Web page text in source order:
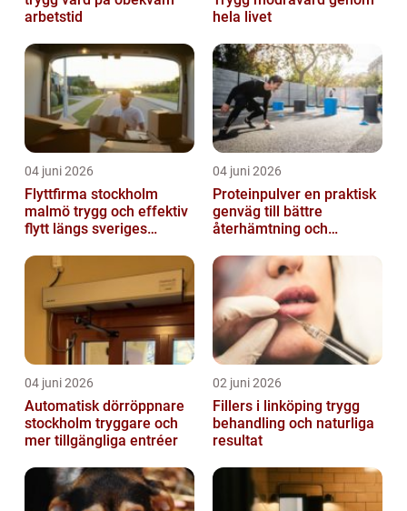
arbetstid
hela livet
04 juni 2026
Flyttfirma stockholm
malmö trygg och effektiv
flytt längs sveriges
04 juni 2026
Proteinpulver en praktisk
genväg till bättre
återhämtning och
04 juni 2026
Automatisk dörröppnare
stockholm tryggare och
mer tillgängliga entréer
02 juni 2026
Fillers i linköping trygg
behandling och naturliga
resultat